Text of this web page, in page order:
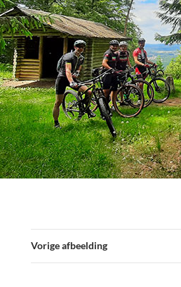
Vorige afbeelding